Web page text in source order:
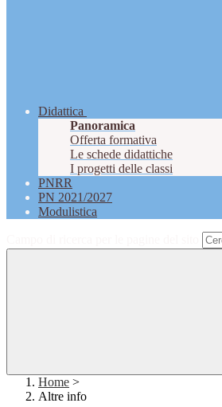
Didattica
Panoramica
Offerta formativa
Le schede didattiche
I progetti delle classi
PNRR
PN 2021/2027
Modulistica
Home >
Altre info